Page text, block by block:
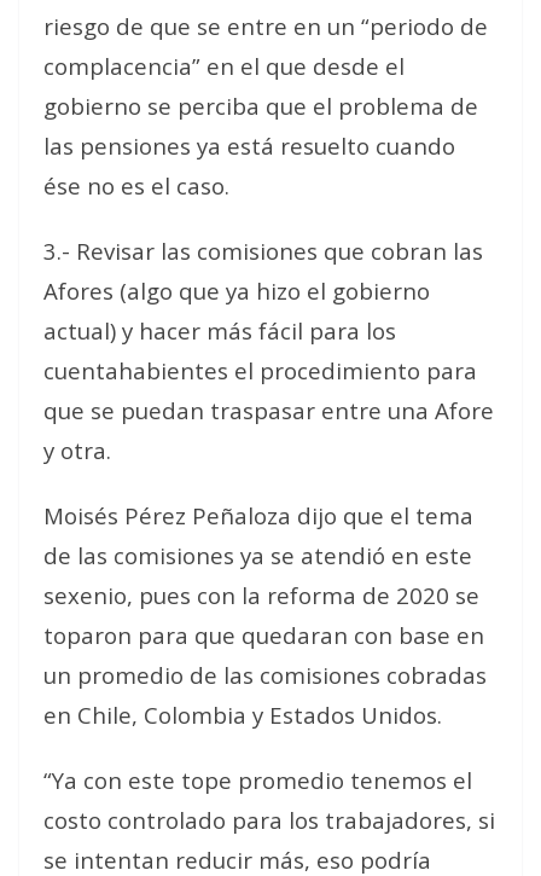
riesgo de que se entre en un “periodo de
complacencia” en el que desde el
gobierno se perciba que el problema de
las pensiones ya está resuelto cuando
ése no es el caso.
3.- Revisar las comisiones que cobran las
Afores (algo que ya hizo el gobierno
actual) y hacer más fácil para los
cuentahabientes el procedimiento para
que se puedan traspasar entre una Afore
y otra.
Moisés Pérez Peñaloza dijo que el tema
de las comisiones ya se atendió en este
sexenio, pues con la reforma de 2020 se
toparon para que quedaran con base en
un promedio de las comisiones cobradas
en Chile, Colombia y Estados Unidos.
“Ya con este tope promedio tenemos el
costo controlado para los trabajadores, si
se intentan reducir más, eso podría